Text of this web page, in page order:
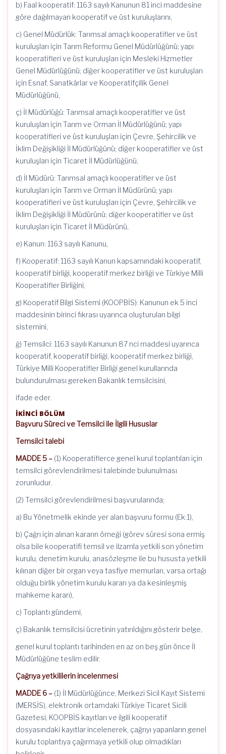
b) Faal kooperatif: 1163 sayılı Kanunun 81 inci maddesine
göre dağılmayan kooperatif ve üst kuruluşlarını,
c) Genel Müdürlük: Tarımsal amaçlı kooperatifler ve üst
kuruluşları için Tarım Reformu Genel Müdürlüğünü; yapı
kooperatifleri ve üst kuruluşları için Mesleki Hizmetler
Genel Müdürlüğünü; diğer kooperatifler ve üst kuruluşları
için Esnaf, Sanatkârlar ve Kooperatifçilik Genel
Müdürlüğünü,
ç) İl Müdürlüğü: Tarımsal amaçlı kooperatifler ve üst
kuruluşları için Tarım ve Orman İl Müdürlüğünü; yapı
kooperatifleri ve üst kuruluşları için Çevre, Şehircilik ve
İklim Değişikliği İl Müdürlüğünü; diğer kooperatifler ve üst
kuruluşları için Ticaret İl Müdürlüğünü,
d) İl Müdürü: Tarımsal amaçlı kooperatifler ve üst
kuruluşları için Tarım ve Orman İl Müdürünü; yapı
kooperatifleri ve üst kuruluşları için Çevre, Şehircilik ve
İklim Değişikliği İl Müdürünü; diğer kooperatifler ve üst
kuruluşları için Ticaret İl Müdürünü,
e) Kanun: 1163 sayılı Kanunu,
f) Kooperatif: 1163 sayılı Kanun kapsamındaki kooperatif,
kooperatif birliği, kooperatif merkez birliği ve Türkiye Milli
Kooperatifler Birliğini,
g) Kooperatif Bilgi Sistemi (KOOPBİS): Kanunun ek 5 inci
maddesinin birinci fıkrası uyarınca oluşturulan bilgi
sistemini,
ğ) Temsilci: 1163 sayılı Kanunun 87 nci maddesi uyarınca
kooperatif, kooperatif birliği, kooperatif merkez birliği,
Türkiye Milli Kooperatifler Birliği genel kurullarında
bulundurulması gereken Bakanlık temsilcisini,
ifade eder.
İKİNCİ BÖLÜM
Başvuru Süreci ve Temsilci ile İlgili Hususlar
Temsilci talebi
MADDE 5 – (1) Kooperatiflerce genel kurul toplantıları için
temsilci görevlendirilmesi talebinde bulunulması
zorunludur.
(2) Temsilci görevlendirilmesi başvurularında;
a) Bu Yönetmelik ekinde yer alan başvuru formu (Ek:1),
b) Çağrı için alınan kararın örneği (görev süresi sona ermiş
olsa bile kooperatifi temsil ve ilzamla yetkili son yönetim
kurulu, denetim kurulu, anasözleşme ile bu hususta yetkili
kılınan diğer bir organ veya tasfiye memurları, varsa ortağı
olduğu birlik yönetim kurulu kararı ya da kesinleşmiş
mahkeme kararı),
c) Toplantı gündemi,
ç) Bakanlık temsilcisi ücretinin yatırıldığını gösterir belge,
genel kurul toplantı tarihinden en az on beş gün önce İl
Müdürlüğüne teslim edilir.
Çağrıya yetkililerin incelenmesi
MADDE 6 – (1) İl Müdürlüğünce, Merkezi Sicil Kayıt Sistemi
(MERSİS), elektronik ortamdaki Türkiye Ticaret Sicili
Gazetesi, KOOPBİS kayıtları ve ilgili kooperatif
dosyasındaki kayıtlar incelenerek, çağrıyı yapanların genel
kurulu toplantıya çağırmaya yetkili olup olmadıkları